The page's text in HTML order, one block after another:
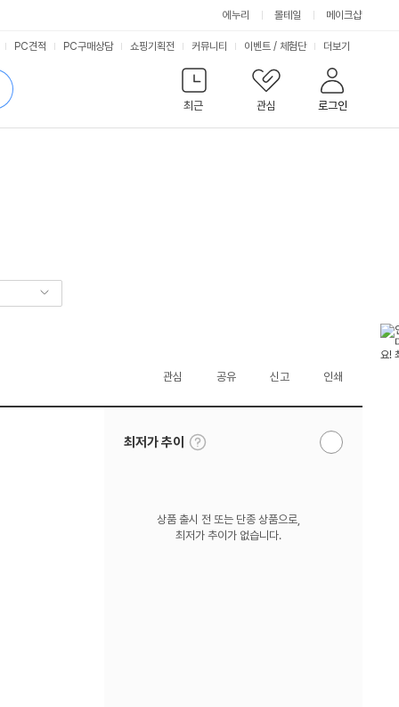
에누리 몰테일 메이크샵
최근
관심 로그인
PC견적 PC구매상담 쇼핑기획전 커뮤니티 이벤트 / 체험단 서
비
스
더보기
관심 공유 신고 인쇄
최저가 추이
툴
팁
알
상품 출시 전 또는 단종 상품으로,
최저가 추이가 없습니다.